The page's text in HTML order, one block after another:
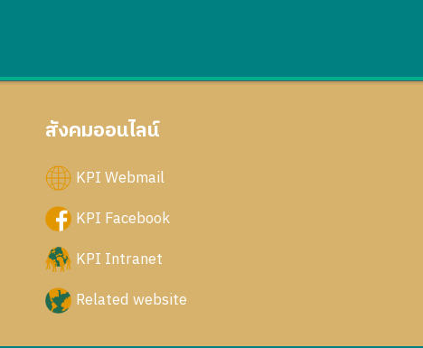
สังคมออนไลน์
KPI Webmail
KPI Facebook
KPI Intranet
Related website